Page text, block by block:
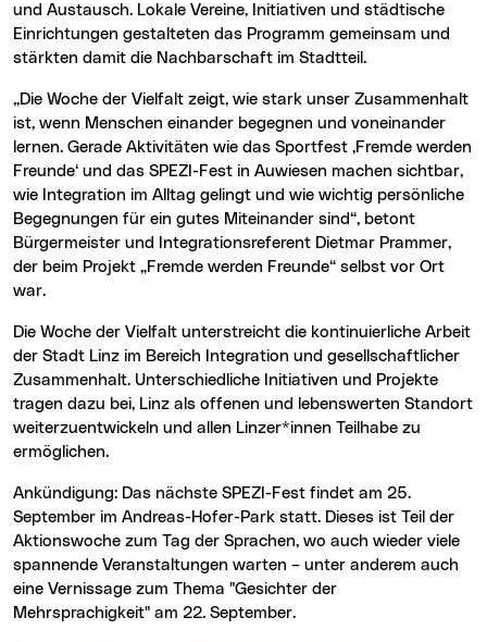
und Austausch. Lokale Vereine, Initiativen und städtische
Einrichtungen gestalteten das Programm gemeinsam und
stärkten damit die Nachbarschaft im Stadtteil.
„Die Woche der Vielfalt zeigt, wie stark unser Zusammenhalt
ist, wenn Menschen einander begegnen und voneinander
lernen. Gerade Aktivitäten wie das Sportfest ‚Fremde werden
Freunde‘ und das SPEZI-Fest in Auwiesen machen sichtbar,
wie Integration im Alltag gelingt und wie wichtig persönliche
Begegnungen für ein gutes Miteinander sind“, betont
Bürgermeister und Integrationsreferent Dietmar Prammer,
der beim Projekt „Fremde werden Freunde“ selbst vor Ort
war.
Die Woche der Vielfalt unterstreicht die kontinuierliche Arbeit
der Stadt Linz im Bereich Integration und gesellschaftlicher
Zusammenhalt. Unterschiedliche Initiativen und Projekte
tragen dazu bei, Linz als offenen und lebenswerten Standort
weiterzuentwickeln und allen Linzer*innen Teilhabe zu
ermöglichen.
Ankündigung: Das nächste SPEZI-Fest findet am 25.
September im Andreas-Hofer-Park statt. Dieses ist Teil der
Aktionswoche zum Tag der Sprachen, wo auch wieder viele
spannende Veranstaltungen warten – unter anderem auch
eine Vernissage zum Thema "Gesichter der
Mehrsprachigkeit" am 22. September.